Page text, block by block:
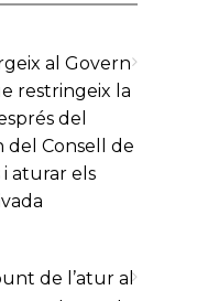
al Govern
restringeix la
del
Consell de
aturar els
de l’atur al